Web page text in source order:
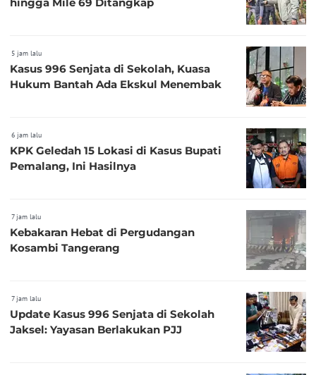
5 jam lalu
Kasus 996 Senjata di Sekolah, Kuasa
Hukum Bantah Ada Ekskul Menembak
6 jam lalu
KPK Geledah 15 Lokasi di Kasus Bupati
Pemalang, Ini Hasilnya
7 jam lalu
Kebakaran Hebat di Pergudangan
Kosambi Tangerang
7 jam lalu
Update Kasus 996 Senjata di Sekolah
Jaksel: Yayasan Berlakukan PJJ